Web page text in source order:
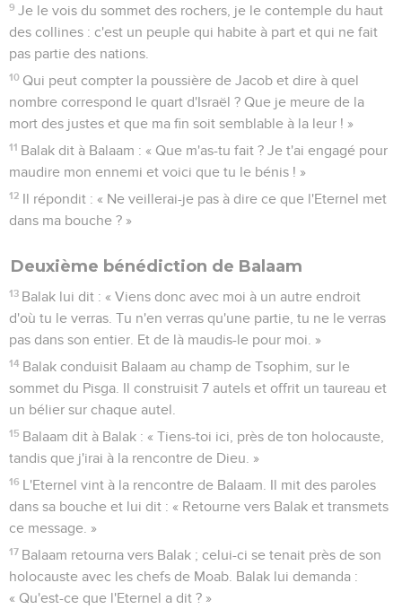
9 Je le vois du sommet des rochers, je le contemple du haut
des collines : c'est un peuple qui habite à part et qui ne fait
pas partie des nations.
10 Qui peut compter la poussière de Jacob et dire à quel
nombre correspond le quart d'Israël ? Que je meure de la
mort des justes et que ma fin soit semblable à la leur ! »
11 Balak dit à Balaam : « Que m'as-tu fait ? Je t'ai engagé pour
maudire mon ennemi et voici que tu le bénis ! »
12 Il répondit : « Ne veillerai-je pas à dire ce que l'Eternel met
dans ma bouche ? »
Deuxième bénédiction de Balaam
13 Balak lui dit : « Viens donc avec moi à un autre endroit
d'où tu le verras. Tu n'en verras qu'une partie, tu ne le verras
pas dans son entier. Et de là maudis-le pour moi. »
14 Balak conduisit Balaam au champ de Tsophim, sur le
sommet du Pisga. Il construisit 7 autels et offrit un taureau et
un bélier sur chaque autel.
15 Balaam dit à Balak : « Tiens-toi ici, près de ton holocauste,
tandis que j'irai à la rencontre de Dieu. »
16 L'Eternel vint à la rencontre de Balaam. Il mit des paroles
dans sa bouche et lui dit : « Retourne vers Balak et transmets
ce message. »
17 Balaam retourna vers Balak ; celui-ci se tenait près de son
holocauste avec les chefs de Moab. Balak lui demanda :
« Qu'est-ce que l'Eternel a dit ? »